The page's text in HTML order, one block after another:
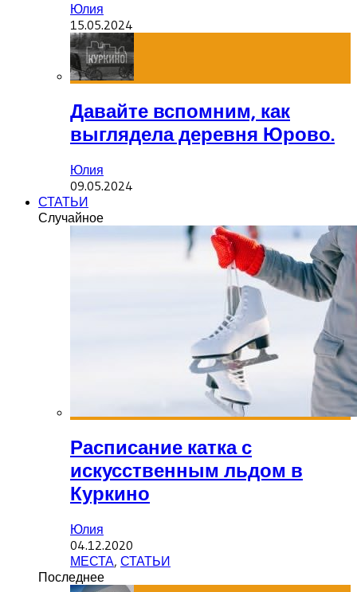
Юлия
15.05.2024
Давайте вспомним, как
выглядела деревня Юрово.
Юлия
09.05.2024
СТАТЬИ
Случайное
Расписание катка с
искусственным льдом в
Куркино
Юлия
04.12.2020
МЕСТА, СТАТЬИ
Последнее